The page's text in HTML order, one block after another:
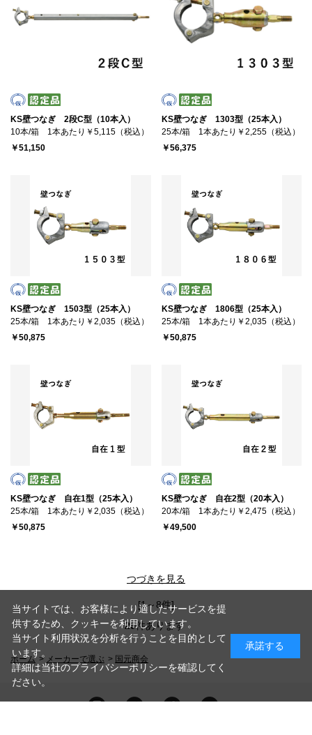
KS壁つなぎ 2段C型（10本入）
10本/箱 1本あたり￥5,115（税込）
￥51,150
KS壁つなぎ 1303型（25本入）
25本/箱 1本あたり￥2,255（税込）
￥56,375
KS壁つなぎ 1503型（25本入）
25本/箱 1本あたり￥2,035（税込）
￥50,875
KS壁つなぎ 1806型（25本入）
25本/箱 1本あたり￥2,035（税込）
￥50,875
KS壁つなぎ 自在1型（25本入）
25本/箱 1本あたり￥2,035（税込）
￥50,875
KS壁つなぎ 自在2型（20本入）
20本/箱 1本あたり￥2,475（税込）
￥49,500
つづきを見る
[1～8件]
25件あります
ホーム > メーカーで選ぶ > 国元商会
当サイトでは、お客様により適したサービスを提
供するため、クッキーを利用しています。
当サイト利用状況を分析を行うことを目的として
います。
詳細は当社のプライバシーポリシーを確認してく
ださい。
承諾する